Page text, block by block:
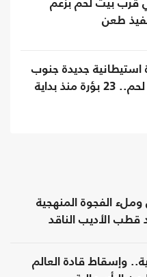
بيت لحم بزعم
طعن
استيطانية جديدة جنوب
شرق بيت لحم.. 23 بؤرة منذ بداية
وملء الفجوة المنهجية
قطب الأديب الناقد
وإسقاط قادة العالم